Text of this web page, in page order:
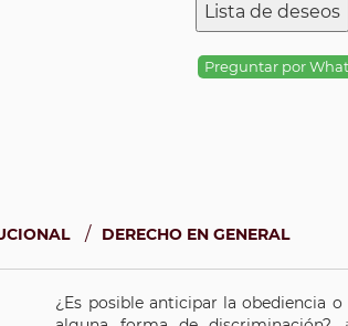
Lista de deseos
Preguntar por
/ DERECHO EN GENERAL
¿Es posible anticipar la obediencia